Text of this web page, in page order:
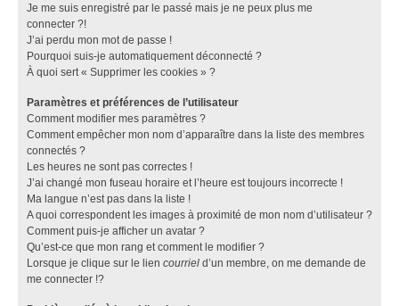
Je me suis enregistré par le passé mais je ne peux plus me
connecter ?!
J’ai perdu mon mot de passe !
Pourquoi suis-je automatiquement déconnecté ?
À quoi sert « Supprimer les cookies » ?
Paramètres et préférences de l’utilisateur
Comment modifier mes paramètres ?
Comment empêcher mon nom d’apparaître dans la liste des membres
connectés ?
Les heures ne sont pas correctes !
J’ai changé mon fuseau horaire et l’heure est toujours incorrecte !
Ma langue n’est pas dans la liste !
A quoi correspondent les images à proximité de mon nom d’utilisateur ?
Comment puis-je afficher un avatar ?
Qu’est-ce que mon rang et comment le modifier ?
Lorsque je clique sur le lien courriel d’un membre, on me demande de
me connecter !?